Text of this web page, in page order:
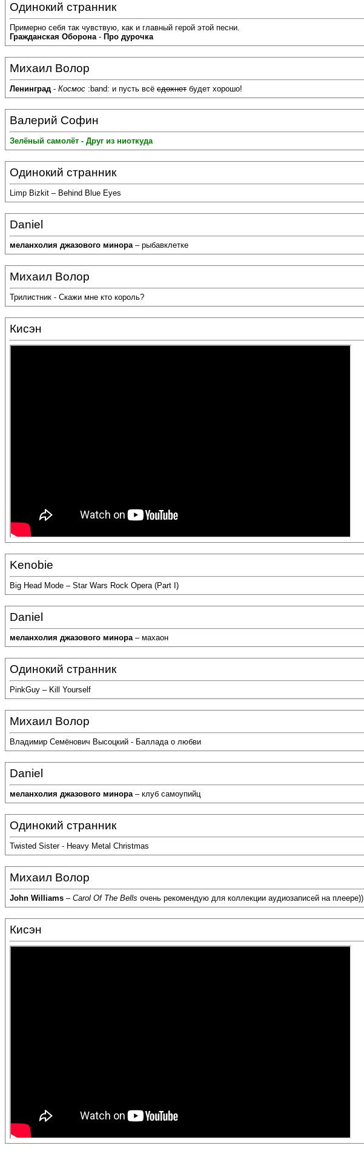
Одинокий странник
Примерно себя так чувствую, как и главный герой этой песни.
Гражданская Оборона- Про дурочка
Михаил Волор
Ленинград - Космос :band: и пусть всё сдохнет будет хорошо!
Валерий Софин
Зелёный самолёт - Друг из ниоткуда
Одинокий странник
Limp Bizkit – Behind Blue Eyes
Daniel
меланхолия джазового минора– рыбавклетке
Михаил Волор
Трилистник - Скажи мне кто король?
Кисэн
Kenobie
Big Head Mode – Star Wars Rock Opera (Part I)
Daniel
меланхолия джазового минора– махаон
Одинокий странник
PinkGuy – Kill Yourself
Михаил Волор
Владимир Семёнович Высоцкий - Баллада о любви
Daniel
меланхолия джазового минора– клуб самоупийц
Одинокий странник
Twisted Sister - Heavy Metal Christmas
Михаил Волор
John Williams – Carol Of The Bells очень рекомендую для коллекции аудиозаписей на плеере))
Кисэн